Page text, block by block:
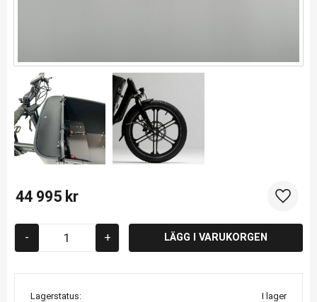
44 995 kr
+
-
Lägg
Lagerstatus
I lager